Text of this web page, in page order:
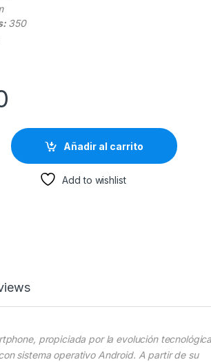
350
De Aplicaciones - Roberto Montero Miguel
Añadir al carrito
Add to wishlist
propiciada por la evolución
sistema operativo Android. A partir de su